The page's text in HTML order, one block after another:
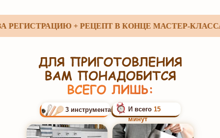
+ РЕЦЕПТ В КОНЦЕ МАСТЕР-КЛАССА
И всего 15
минут
3 инструмента